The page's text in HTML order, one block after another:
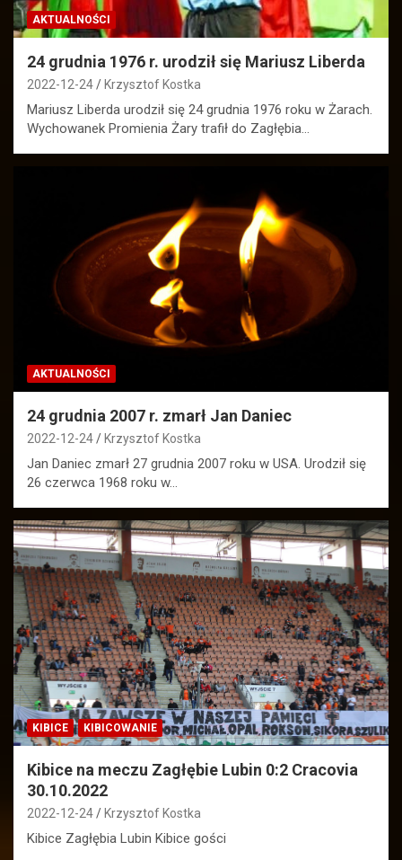
AKTUALNOŚCI
24 grudnia 1976 r. urodził się Mariusz Liberda
2022-12-24 Krzysztof Kostka
Mariusz Liberda urodził się 24 grudnia 1976 roku w Żarach.
Wychowanek Promienia Żary trafił do Zagłębia…
AKTUALNOŚCI
24 grudnia 2007 r. zmarł Jan Daniec
2022-12-24 Krzysztof Kostka
Jan Daniec zmarł 27 grudnia 2007 roku w USA. Urodził się
26 czerwca 1968 roku w…
KIBICE KIBICOWANIE
Kibice na meczu Zagłębie Lubin 0:2 Cracovia
30.10.2022
2022-12-24 Krzysztof Kostka
Kibice Zagłębia Lubin Kibice gości